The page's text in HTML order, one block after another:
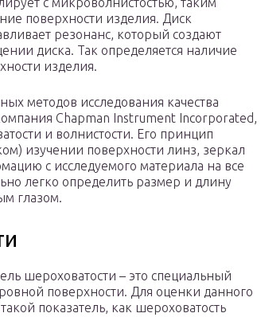
поверхности изделия. Диск
резонанс, который создают
диска. Так определяется наличие
изделия.
методов исследования качества
Chapman Instrument Incorporated,
и волнистости. Его принцип
изучении поверхности линз, зеркал
с исследуемого материала на все
легко определить размер и длину
глазом.
шероховатости – это специальный
поверхности. Для оценки данного
показатель, как шероховатость